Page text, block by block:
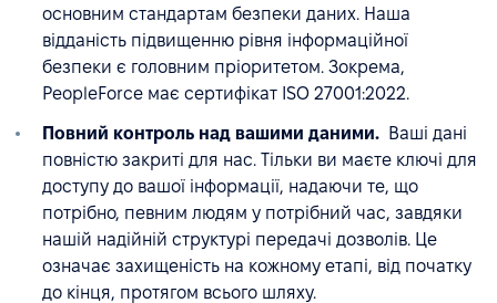
основним стандартам безпеки даних. Наша
відданість підвищенню рівня інформаційної
безпеки є головним пріоритетом. Зокрема,
PeopleForce має сертифікат ISO 27001:2022.
Повний контроль над вашими даними. Ваші дані
повністю закриті для нас. Тільки ви маєте ключі для
доступу до вашої інформації, надаючи те, що
потрібно, певним людям у потрібний час, завдяки
нашій надійній структурі передачі дозволів. Це
означає захищеність на кожному етапі, від початку
до кінця, протягом всього шляху.